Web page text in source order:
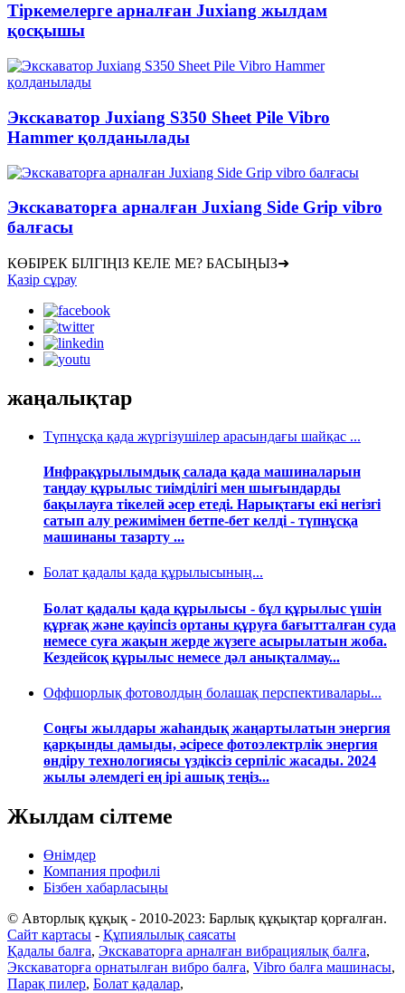
Тіркемелерге арналған Juxiang жылдам
қосқышы
Экскаватор Juxiang S350 Sheet Pile Vibro
Hammer қолданылады
Экскаваторға арналған Juxiang Side Grip vibro
балғасы
КӨБІРЕК БІЛГІҢІЗ КЕЛЕ МЕ? БАСЫҢЫЗ➜
Қазір сұрау
жаңалықтар
Түпнұсқа қада жүргізушілер арасындағы шайқас ...
Инфрақұрылымдық салада қада машиналарын
таңдау құрылыс тиімділігі мен шығындарды
бақылауға тікелей әсер етеді. Нарықтағы екі негізгі
сатып алу режимімен бетпе-бет келді - түпнұсқа
машинаны тазарту ...
Болат қадалы қада құрылысының...
Болат қадалы қада құрылысы - бұл құрылыс үшін
құрғақ және қауіпсіз ортаны құруға бағытталған суда
немесе суға жақын жерде жүзеге асырылатын жоба.
Кездейсоқ құрылыс немесе дәл анықталмау...
Оффшорлық фотоволдың болашақ перспективалары...
Соңғы жылдары жаһандық жаңартылатын энергия
қарқынды дамыды, әсіресе фотоэлектрлік энергия
өндіру технологиясы үздіксіз серпіліс жасады. 2024
жылы әлемдегі ең ірі ашық теңіз...
Жылдам сілтеме
Өнімдер
Компания профилі
Бізбен хабарласыңы
© Авторлық құқық - 2010-2023: Барлық құқықтар қорғалған.
Сайт картасы - Құпиялылық саясаты
Қадалы балға, Экскаваторға арналған вибрациялық балға,
Экскаваторға орнатылған вибро балға, Vibro балға машинасы,
Парақ пилер, Болат қадалар,